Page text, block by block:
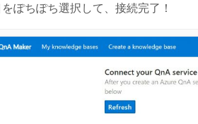
ぽちぽち選択して、接続完了！